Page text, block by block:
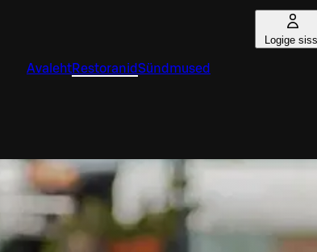
Logige
AvalehtRestoranidSündmused